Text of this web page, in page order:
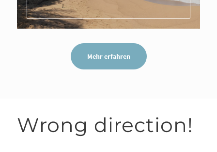
Mehr erfahren
Wrong direction!